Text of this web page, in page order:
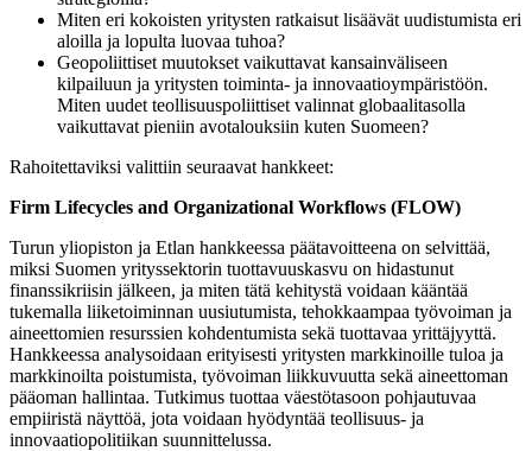
Miten eri kokoisten yritysten ratkaisut lisäävät uudistumista eri
aloilla ja lopulta luovaa tuhoa?
Geopoliittiset muutokset vaikuttavat kansainväliseen
kilpailuun ja yritysten toiminta- ja innovaatioympäristöön.
Miten uudet teollisuuspoliittiset valinnat globaalitasolla
vaikuttavat pieniin avotalouksiin kuten Suomeen?
Rahoitettaviksi valittiin seuraavat hankkeet:
Firm Lifecycles and Organizational Workflows (FLOW)
Turun yliopiston ja Etlan hankkeessa päätavoitteena on selvittää,
miksi Suomen yrityssektorin tuottavuuskasvu on hidastunut
finanssikriisin jälkeen, ja miten tätä kehitystä voidaan kääntää
tukemalla liiketoiminnan uusiutumista, tehokkaampaa työvoiman ja
aineettomien resurssien kohdentumista sekä tuottavaa yrittäjyyttä.
Hankkeessa analysoidaan erityisesti yritysten markkinoille tuloa ja
markkinoilta poistumista, työvoiman liikkuvuutta sekä aineettoman
pääoman hallintaa. Tutkimus tuottaa väestötasoon pohjautuvaa
empiiristä näyttöä, jota voidaan hyödyntää teollisuus- ja
innovaatiopolitiikan suunnittelussa.